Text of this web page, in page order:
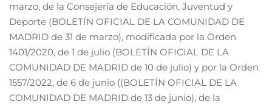
marzo, de la Consejería de Educación, Juventud y
Deporte (BOLETÍN OFICIAL DE LA COMUNIDAD DE
MADRID de 31 de marzo), modificada por la Orden
1401/2020, de 1 de julio (BOLETÍN OFICIAL DE LA
COMUNIDAD DE MADRID de 10 de julio) y por la Orden
1557/2022, de 6 de junio ((BOLETÍN OFICIAL DE LA
COMUNIDAD DE MADRID de 13 de junio), de la